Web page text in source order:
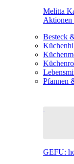
Melitta
Aktionen
Besteck
Pfannen
GEFU: